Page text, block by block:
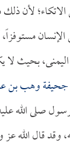
لأن
الإنسان
بحيث لا
جحيفة وهب بن
صلى الله
وقد قال الله